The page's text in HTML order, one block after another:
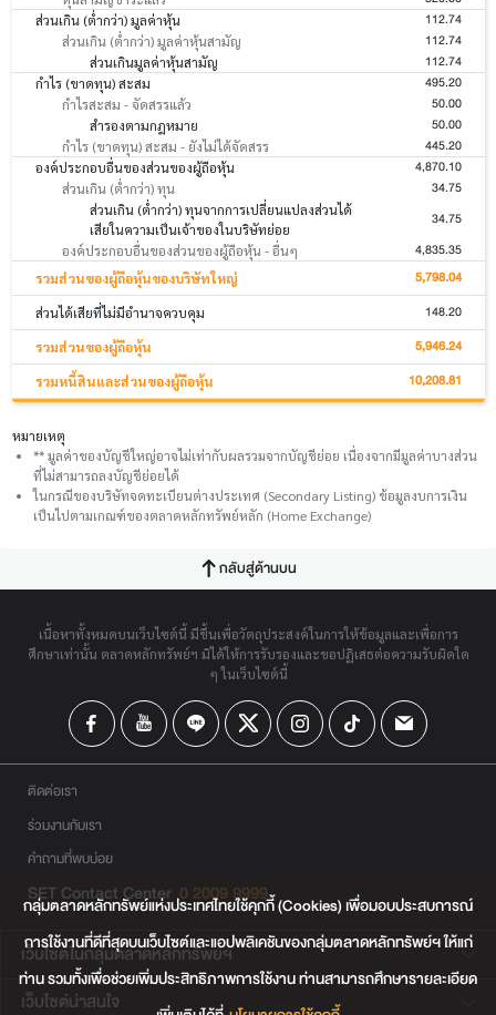
ส่วนเกิน (ต่ำกว่า) มูลค่าหุ้น 112.74
ส่วนเกิน (ต่ำกว่า) มูลค่าหุ้นสามัญ 112.74
ส่วนเกินมูลค่าหุ้นสามัญ 112.74
กำไร (ขาดทุน) สะสม 495.20
กำไรสะสม - จัดสรรแล้ว 50.00
สำรองตามกฎหมาย 50.00
กำไร (ขาดทุน) สะสม - ยังไม่ได้จัดสรร 445.20
องค์ประกอบอื่นของส่วนของผู้ถือหุ้น 4,870.10
ส่วนเกิน (ต่ำกว่า) ทุน 34.75
ส่วนเกิน (ต่ำกว่า) ทุนจากการเปลี่ยนแปลงส่วนได้
เสียในความเป็นเจ้าของในบริษัทย่อย
34.75
องค์ประกอบอื่นของส่วนของผู้ถือหุ้น - อื่นๆ 4,835.35
รวมส่วนของผู้ถือหุ้นของบริษัทใหญ่ 5,798.04
ส่วนได้เสียที่ไม่มีอำนาจควบคุม 148.20
รวมส่วนของผู้ถือหุ้น 5,946.24
รวมหนี้สินและส่วนของผู้ถือหุ้น 10,208.81
หมายเหตุ
** มูลค่าของบัญชีใหญ่อาจไม่เท่ากับผลรวมจากบัญชีย่อย เนื่องจากมีมูลค่าบางส่วน
ที่ไม่สามารถลงบัญชีย่อยได้
ในกรณีของบริษัทจดทะเบียนต่างประเทศ (Secondary Listing) ข้อมูลงบการเงิน
เป็นไปตามเกณฑ์ของตลาดหลักทรัพย์หลัก (Home Exchange)
กลับสู่ด้านบน
เนื้อหาทั้งหมดบนเว็บไซต์นี้ มีขึ้นเพื่อวัตถุประสงค์ในการให้ข้อมูลและเพื่อการ
ศึกษาเท่านั้น ตลาดหลักทรัพย์ฯ มิได้ให้การรับรองและขอปฏิเสธต่อความรับผิดใด
ๆ ในเว็บไซต์นี้
ติดต่อเรา
ร่วมงานกับเรา
คำถามที่พบบ่อย
SET Contact Center 0 2009 9999
เว็บไซต์ในกลุ่มตลาดหลักทรัพย์ฯ
เว็บไซต์น่าสนใจ
กลุ่มตลาดหลักทรัพย์แห่งประเทศไทยใช้คุกกี้ (Cookies) เพื่อมอบประสบการณ์
การใช้งานที่ดีที่สุดบนเว็บไซต์และแอปพลิเคชันของกลุ่มตลาดหลักทรัพย์ฯ ให้แก่
ท่าน รวมทั้งเพื่อช่วยเพิ่มประสิทธิภาพการใช้งาน ท่านสามารถศึกษารายละเอียด